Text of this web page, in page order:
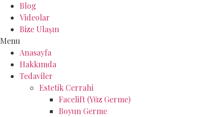
Blog
Videolar
Bize Ulaşın
Menu
Anasayfa
Hakkımda
Tedaviler
Estetik Cerrahi
Facelift (Yüz Germe)
Boyun Germe